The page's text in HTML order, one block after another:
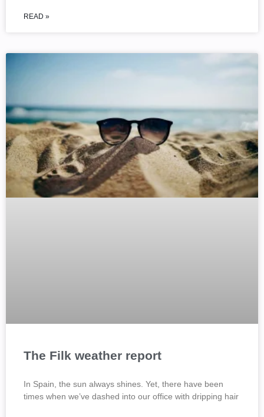
READ »
The Filk weather report
In Spain, the sun always shines. Yet, there have been
times when we’ve dashed into our office with dripping hair